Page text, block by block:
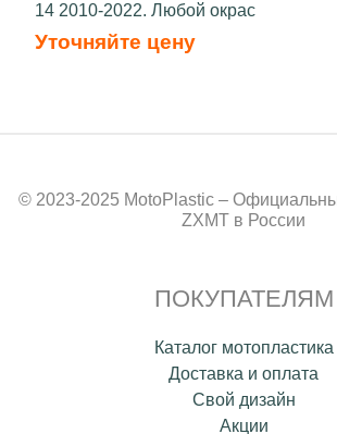
14 2010-2022. Любой окрас
Уточняйте цену
© 2023-2025 MotoPlastic –
ZXMT в России
ПОКУПАТЕЛЯМ
Каталог мотопластика
Доставка и оплата
Свой дизайн
Акции